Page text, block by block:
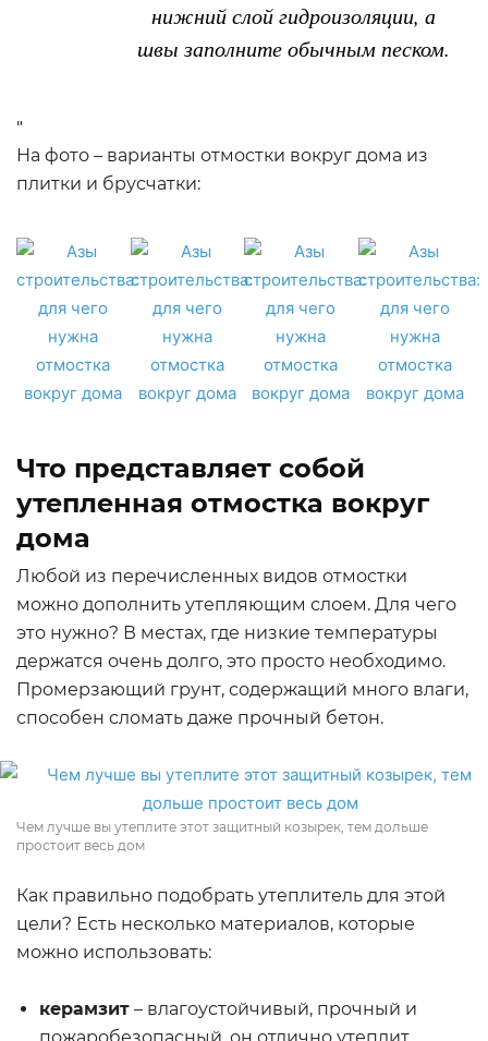
нижний слой гидроизоляции, а
швы заполните обычным песком.
"
На фото – варианты отмостки вокруг дома из
плитки и брусчатки:
Что представляет собой
утепленная отмостка вокруг
дома
Любой из перечисленных видов отмостки
можно дополнить утепляющим слоем. Для чего
это нужно? В местах, где низкие температуры
держатся очень долго, это просто необходимо.
Промерзающий грунт, содержащий много влаги,
способен сломать даже прочный бетон.
Чем лучше вы утеплите этот защитный козырек, тем дольше
простоит весь дом
Как правильно подобрать утеплитель для этой
цели? Есть несколько материалов, которые
можно использовать:
керамзит – влагоустойчивый, прочный и